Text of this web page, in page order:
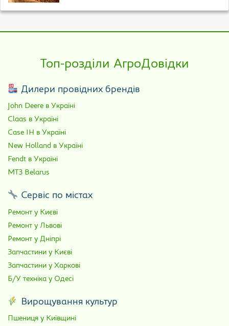
Топ-розділи АгроДовідки
Дилери провідних брендів
John Deere в Україні
Claas в Україні
Case IH в Україні
New Holland в Україні
Fendt в Україні
МТЗ Belarus
Сервіс по містах
Ремонт у Києві
Ремонт у Львові
Ремонт у Дніпрі
Запчастини у Києві
Запчастини у Харкові
Б/У техніка у Одесі
Вирощування культур
Пшениця у Київщині